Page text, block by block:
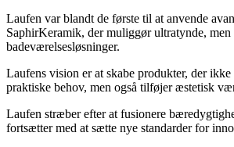
Laufen var blandt de første til at anvende
SaphirKeramik, der muliggør ultratynde,
badeværelsesløsninger.
Laufens vision er at skabe produkter, der
praktiske behov, men også tilføjer æstetisk
Laufen stræber efter at fusionere
fortsætter med at sætte nye standarder for